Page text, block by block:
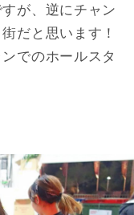
が、逆にチャン
だと思います！
でのホールスタ